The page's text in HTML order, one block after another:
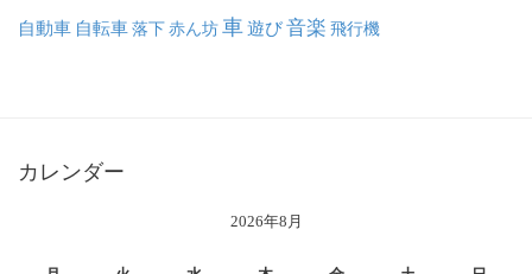
自動車 自転車落下赤ん坊車遊び音楽 飛行機
カレンダー
2026年8月